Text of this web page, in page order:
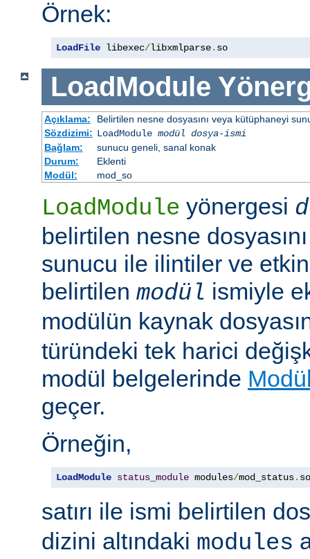
Örnek:
LoadFile libexec/libxmlparse. so
LoadModule
Açıklama:
Belirtilen nesne dosyasını veya kütüphaneyi
Sözdizimi: LoadModule modül dosya-ismi
Bağlam:
sunucu geneli, sanal konak
Durum:
Eklenti
Modül:
mod_so
LoadModule yönergesi
belirtilen nesne
sunucu ile ilintiler ve
belirtilen modül ismiyle
modülün kaynak
türündeki tek harici
modül belgelerinde
geçer.
Örneğin,
LoadModule status_module modules/mod_status. so
satırı ile ismi belirtilen
dizini altındaki modules